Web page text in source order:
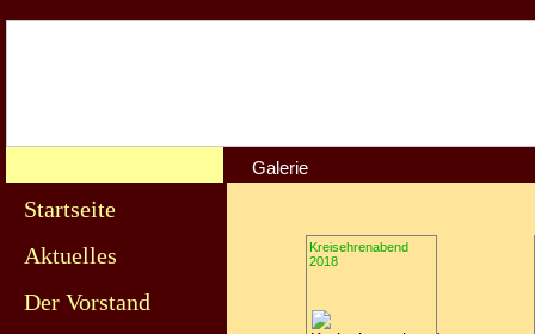
Startseite
Aktuelles
Der Vorstand
Galerie
Kreisehrenabend
2018